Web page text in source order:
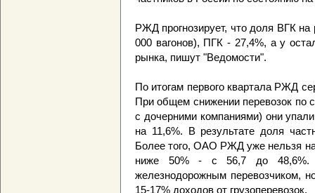
РЖД прогнозирует, что доля ВГК на
000 вагонов), ПГК - 27,4%, а у
рынка, пишут "Ведомости".
По итогам первого квартала РЖД
При общем снижении перевозок
с дочерними компаниями) они
на 11,6%. В результате доля
Более того, ОАО РЖД уже нельзя
ниже 50% - с 56,7 до 48,6%.
железнодорожным перевозчиком,
15-17% доходов от грузоперевозок.